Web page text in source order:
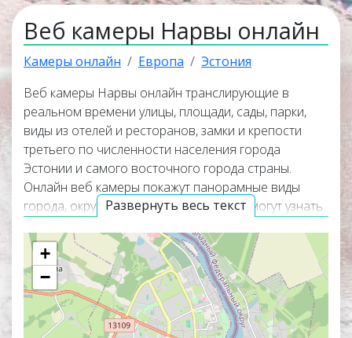
Веб камеры Нарвы онлайн
Камеры онлайн Европа Эстония
Развернуть весь текст
Веб камеры Нарвы онлайн транслирующие в
реальном времени улицы, площади, сады, парки,
виды из отелей и ресторанов, замки и крепости
третьего по численности населения города
Эстонии и самого восточного города страны.
Онлайн веб камеры покажут панорамные виды
города, окружающую его природу и помогут узнать
камеры работают в прямом эфире, а некоторые из
них транслируют изображение со звуком. Самые
интересные и популярные онлайн веб камеры
располагаются в верхней части списка трансляций.
Карта онлайн веб камер покажет точное
+
−